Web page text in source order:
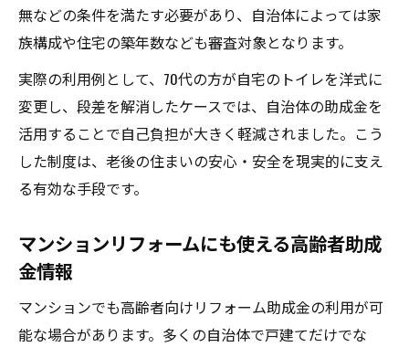
無などの条件を満たす必要があり、自治体によっては家
族構成や住宅の築年数なども審査対象となります。
実際の利用例として、70代の方が自宅のトイレを洋式に
変更し、段差を解消したケースでは、自治体の助成金を
活用することで自己負担が大きく軽減されました。こう
した制度は、老後の住まいの安心・安全を現実的に支え
る有効な手段です。
マンションリフォームにも使える高齢者助成
金情報
マンションでも高齢者向けリフォーム助成金の利用が可
能な場合があります。多くの自治体で戸建てだけでな